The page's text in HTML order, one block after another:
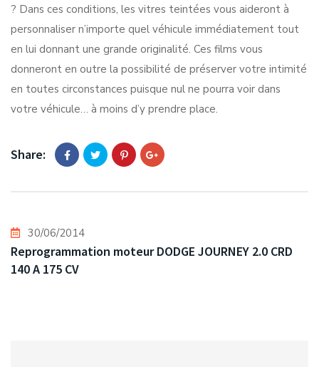
? Dans ces conditions, les vitres teintées vous aideront à
personnaliser n’importe quel véhicule immédiatement tout
en lui donnant une grande originalité. Ces films vous
donneront en outre la possibilité de préserver votre intimité
en toutes circonstances puisque nul ne pourra voir dans
votre véhicule… à moins d’y prendre place.
Share:
30/06/2014
Reprogrammation moteur DODGE JOURNEY 2.0 CRD
140 A 175 CV